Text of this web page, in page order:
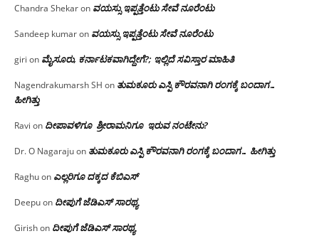
Chandra Shekaron ವಯಸ್ಸು ಇಪ್ಪತ್ತೆಂಟು ಸೇವೆ ನೂರೆಂಟು
Sandeep kumaron ವಯಸ್ಸು ಇಪ್ಪತ್ತೆಂಟು ಸೇವೆ ನೂರೆಂಟು
giri on ಮೈಸೂರು, ಕರ್ನಾಟಕವಾಗಿದ್ದೇಗೆ?; ಇಲ್ಲಿದೆ ಸವಿಸ್ತಾರ ಮಾಹಿತಿ
Nagendrakumarsh SH on ತುಮಕೂರು ಎಸ್ಪಿ ಕೌರವನಾಗಿ ರಂಗಕ್ಕೆ ಬಂದಾಗ…
ಹೀಗಿತ್ತು
Ravi on ದೀಪಾವಳಿಗೂ ಶ್ರೀರಾಮನಿಗೂ ಇರುವ ನಂಟೇನು?
Dr. O Nagarajuon ತುಮಕೂರು ಎಸ್ಪಿ ಕೌರವನಾಗಿ ರಂಗಕ್ಕೆ ಬಂದಾಗ… ಹೀಗಿತ್ತು
Raghuon ಎಲ್ಲರಿಗೂ ದಕ್ಕದ ಕೆಬಿಎಸ್
Deepuon ದೀಪುಗೆ ಜೆಡಿಎಸ್ ಸಾರಥ್ಯ
Girishon ದೀಪುಗೆ ಜೆಡಿಎಸ್ ಸಾರಥ್ಯ